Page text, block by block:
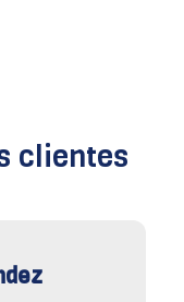
clientes